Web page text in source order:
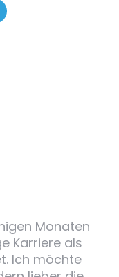
Monaten
Karriere als
Ich möchte